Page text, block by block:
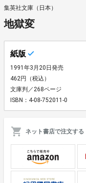
集英社文庫（日本）
地獄変
紙版
1991年3月20日発売
462円（税込）
文庫判／268ページ
ISBN：4-08-752011-0
ネット書店で注文する